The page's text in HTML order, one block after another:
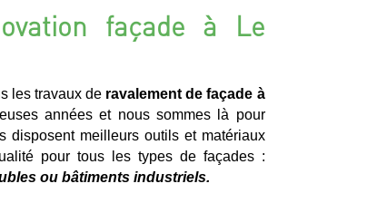
façade à Le
les travaux de ravalement de façade à
années et nous sommes là pour
disposent meilleurs outils et matériaux
pour tous les types de façades :
ou bâtiments industriels.